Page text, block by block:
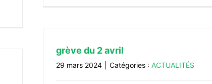
grève du 2 avril
29 mars 2024 Catégories : ACTUALITÉS